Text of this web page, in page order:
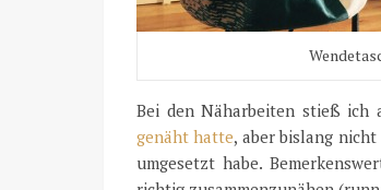
Bei den Näharbeiten stieß
genäht hatte, aber bislang
umgesetzt habe.